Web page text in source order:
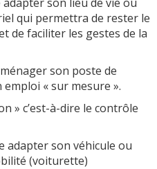
qui permettra de rester le
de faciliter les gestes de la
son poste de
« sur mesure ».
» c’est-à-dire le contrôle
adapter son véhicule ou
(voiturette)